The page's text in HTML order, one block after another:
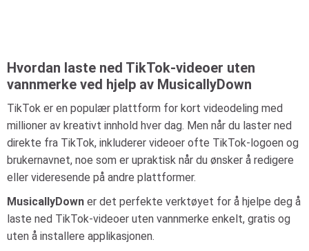
Hvordan laste ned TikTok-videoer uten
vannmerke ved hjelp av MusicallyDown
TikTok er en populær plattform for kort videodeling med
millioner av kreativt innhold hver dag. Men når du laster ned
direkte fra TikTok, inkluderer videoer ofte TikTok-logoen og
brukernavnet, noe som er upraktisk når du ønsker å redigere
eller videresende på andre plattformer.
MusicallyDown er det perfekte verktøyet for å hjelpe deg å
laste ned TikTok-videoer uten vannmerke enkelt, gratis og
uten å installere applikasjonen.